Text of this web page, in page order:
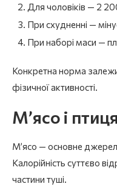
Для чоловіків — 2
При схудненні —
При наборі маси —
Конкретна норма
фізичної активності.
М’ясо і птиця
М’ясо — основне
Калорійність суттєво
частини туші.